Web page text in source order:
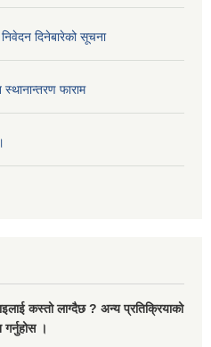
दिनेबारेको सूचना
फाराम
कस्तो लाग्दैछ ? अन्य प्रतिक्रियाको
।